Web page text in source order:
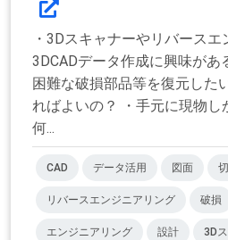
・3Dスキャナーやリバースエ
3DCADデータ作成に興味が
困難な破損部品等を復元した
ればよいの？ ・手元に現物し
何...
CAD データ活用 図面
リバースエンジニアリング 破損
エンジニアリング 設計 3D